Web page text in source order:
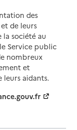
des
de leurs
société au
Service public
nombreux
et
leurs aidants.